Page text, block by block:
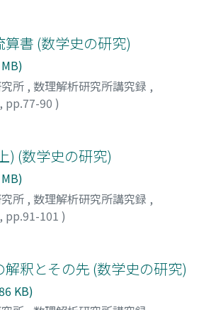
書 (数学史の研究)
所 , 数理解析研究所講究録 ,
, pp.77-90 )
) (数学史の研究)
所 , 数理解析研究所講究録 ,
, pp.91-101 )
釈とその先 (数学史の研究)
KB)